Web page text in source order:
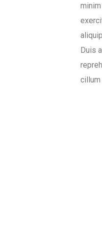
Duis
cillum